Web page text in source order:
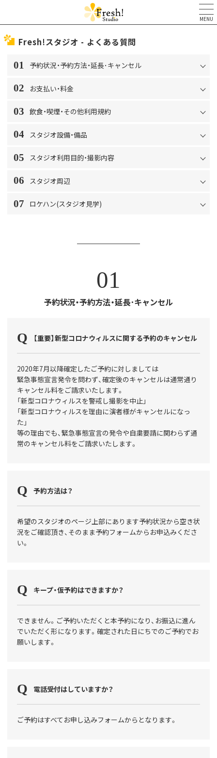
MENU
Fresh!スタジオ - よくある質問
01
予約状況・予約方法・延長･キャンセル
02 お支払い・料金
03 飲食・喫煙・その他利用規約
04 スタジオ設備・備品
05 スタジオ利用目的・撮影内容
06 スタジオ周辺
07 ロケハン(スタジオ見学)
01
予約状況・予約方法・延長･キャンセル
【重要】新型コロナウィルスに関する予約のキャンセル
2020年7月以降確定したご予約に対しましては
緊急事態宣言発令を問わず、確定後のキャンセルは通常通り
キャンセル料をご請求いたします。
「新型コロナウィルスを警戒し撮影を中止」
「新型コロナウィルスを理由に演者様がキャンセルになっ
た」
等の理由でも、緊急事態宣言の発令や自粛要請に関わらず通
常のキャンセル料をご請求いたします。
予約方法は？
希望のスタジオのページ上部にあります予約状況から空き状
況をご確認頂き、そのまま予約フォームからお申込みくださ
い。
キープ・仮予約はできますか？
できません。ご予約いただくと本予約になり、お振込に進ん
でいただく形になります。確定された日にちでのご予約でお
願いします。
電話受付はしていますか？
ご予約はすべてお申し込みフォームからとなります。